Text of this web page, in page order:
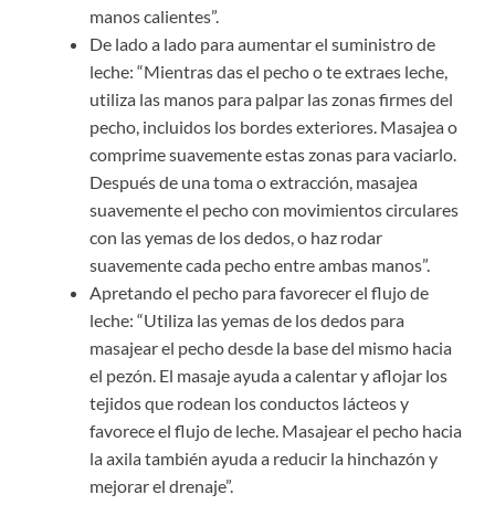
manos calientes”.
De lado a lado para aumentar el suministro de
leche: “Mientras das el pecho o te extraes leche,
utiliza las manos para palpar las zonas firmes del
pecho, incluidos los bordes exteriores. Masajea o
comprime suavemente estas zonas para vaciarlo.
Después de una toma o extracción, masajea
suavemente el pecho con movimientos circulares
con las yemas de los dedos, o haz rodar
suavemente cada pecho entre ambas manos”.
Apretando el pecho para favorecer el flujo de
leche: “Utiliza las yemas de los dedos para
masajear el pecho desde la base del mismo hacia
el pezón. El masaje ayuda a calentar y aflojar los
tejidos que rodean los conductos lácteos y
favorece el flujo de leche. Masajear el pecho hacia
la axila también ayuda a reducir la hinchazón y
mejorar el drenaje”.